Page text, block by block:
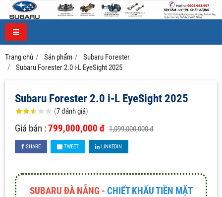
Trang chủ Sản phẩm
Subaru Forester
Subaru Forester 2.0 i-L EyeSight 2025
Subaru Forester 2.0 i-L EyeSight 2025
(7đánh giá)
Giá bán :799,000,000 đ 1,099,000,000 đ
SHARE TWEET LINKEDIN
SUBARU ĐÀ NẴNG - CHIẾT KHẤU TIỀN MẶT